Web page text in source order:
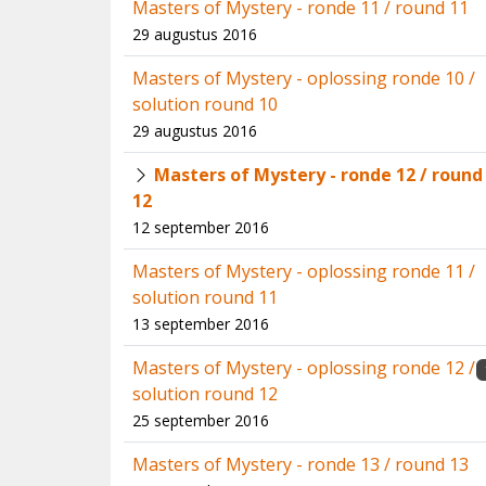
Masters of Mystery - ronde 11 / round 11
29 augustus 2016
Masters of Mystery - oplossing ronde 10 /
solution round 10
29 augustus 2016
Masters of Mystery - ronde 12 / round
12
12 september 2016
Masters of Mystery - oplossing ronde 11 /
solution round 11
13 september 2016
Masters of Mystery - oplossing ronde 12 /
solution round 12
25 september 2016
Masters of Mystery - ronde 13 / round 13